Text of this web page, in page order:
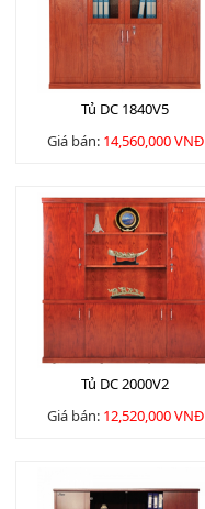
Tủ DC 1840V5
Giá bán: 14,560,000 VNĐ
Tủ DC 2000V2
Giá bán: 12,520,000 VNĐ